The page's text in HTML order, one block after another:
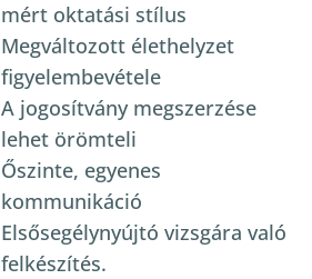
mért oktatási stílus
Megváltozott élethelyzet
figyelembevétele
A jogosítvány megszerzése
lehet örömteli
Őszinte, egyenes
kommunikáció
Elsősegélynyújtó vizsgára való
felkészítés.